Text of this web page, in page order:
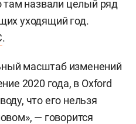
там назвали целый ряд
уходящий год.
.
масштаб изменений
2020 года, в Oxford
что его нельзя
— говорится